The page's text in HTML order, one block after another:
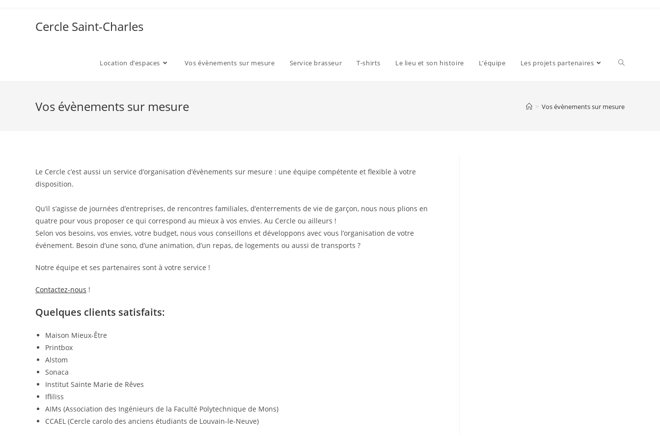
Cercle Saint-Charles
Location d’espaces Vos évènements sur mesure Service brasseur T-shirts Le lieu et son histoire L’équipe Les projets partenaires
Vos évènements sur mesure > Vos évènements sur mesure
Le Cercle c’est aussi un service d’organisation d’évènements sur mesure : une équipe compétente et flexible à votre
disposition.
Qu’il s’agisse de journées d’entreprises, de rencontres familiales, d’enterrements de vie de garçon, nous nous plions en
quatre pour vous proposer ce qui correspond au mieux à vos envies. Au Cercle ou ailleurs !
Selon vos besoins, vos envies, votre budget, nous vous conseillons et développons avec vous l’organisation de votre
événement. Besoin d’une sono, d’une animation, d’un repas, de logements ou aussi de transports ?
Notre équipe et ses partenaires sont à votre service !
Contactez-nous !
Quelques clients satisfaits:
Maison Mieux-Être
Printbox
Alstom
Sonaca
Institut Sainte Marie de Rêves
Ifliliss
AIMs (Association des Ingénieurs de la Faculté Polytechnique de Mons)
CCAEL (Cercle carolo des anciens étudiants de Louvain-le-Neuve)